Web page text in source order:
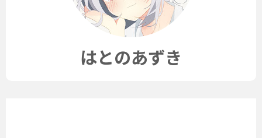
はとのあずき